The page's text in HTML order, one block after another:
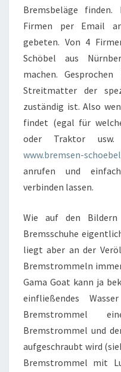
Bremsbeläge
Firmen per Email
gebeten. Von 4
Schöbel aus
machen.
Streitmatter der
zuständig ist. Also
findet (egal für
oder Traktor
www.bremsen-
anrufen und
verbinden lassen.
Wie auf den
Bremsschuhe
liegt aber an der
Bremstrommeln
Gama Goat kann ja
einfließendes
Bremstrommel
Bremstrommel und
aufgeschraubt wird
Bremstrommel mit